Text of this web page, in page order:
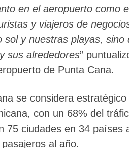
en el aeropuerto como
y viajeros de
y nuestras playas, sino
sus alrededores”
de Punta Cana.
se considera
con un 68% del
75 ciudades en 34
al año.